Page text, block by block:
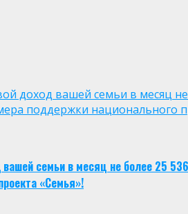
доход вашей семьи в месяц
поддержки национального
семьи в месяц не более 25
«Семья»!